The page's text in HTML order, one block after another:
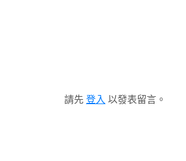
請先 登入 以發表留言。